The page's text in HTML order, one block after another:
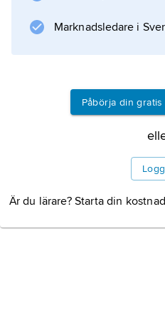
Marknadsledare i
Påbörja din
Är du lärare? Starta din